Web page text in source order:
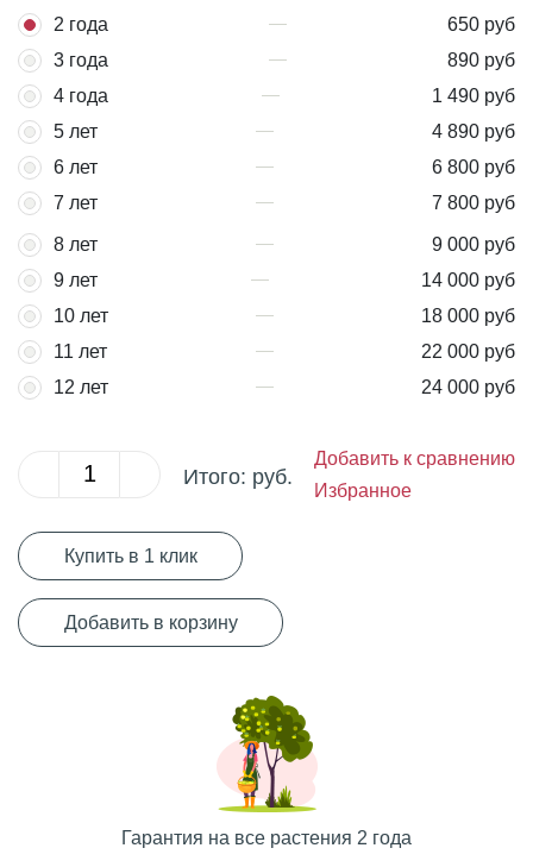
2 года
650 руб
3 года
890 руб
4 года
1 490 руб
5 лет
4 890 руб
6 лет
6 800 руб
7 лет
7 800 руб
8 лет
9 000 руб
9 лет
14 000 руб
10 лет
18 000 руб
11 лет
22 000 руб
12 лет
24 000 руб
Итого: руб.
Добавить к сравнению
Избранное
Купить в 1 клик
Добавить в корзину
Гарантия на все растения 2 года